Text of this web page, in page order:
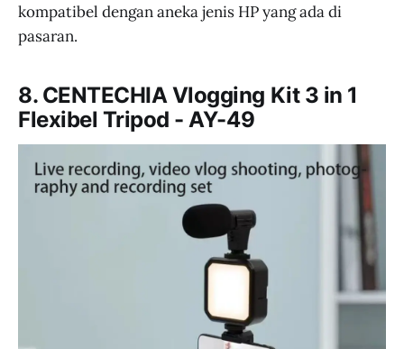
kompatibel dengan aneka jenis HP yang ada di
pasaran.
8. CENTECHIA Vlogging Kit 3 in 1
Flexibel Tripod - AY-49